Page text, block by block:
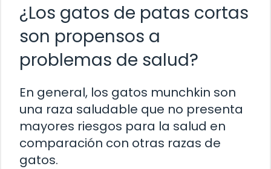
¿Los gatos de patas cortas
son propensos a
problemas de salud?
En general, los gatos munchkin son
una raza saludable que no presenta
mayores riesgos para la salud en
comparación con otras razas de
gatos.